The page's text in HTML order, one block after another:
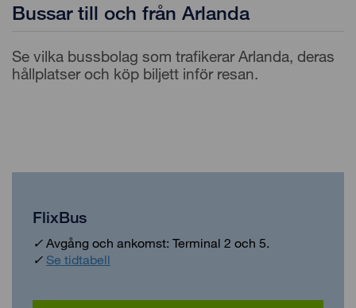
Bussar till och från Arlanda
Se vilka bussbolag som trafikerar Arlanda, deras
hållplatser och köp biljett inför resan.
FlixBus
✓ Avgång och ankomst: Terminal 2 och 5.
✓ Se tidtabell